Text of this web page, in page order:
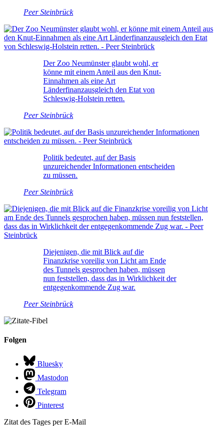
Peer Steinbrück
Der Zoo Neumünster glaubt wohl, er
könne mit einem Anteil aus den Knut-
Einnahmen als eine Art
Länderfinanzausgleich den Etat von
Schleswig-Holstein retten.
Peer Steinbrück
Politik bedeutet, auf der Basis
unzureichender Informationen entscheiden
zu müssen.
Peer Steinbrück
Diejenigen, die mit Blick auf die
Finanzkrise voreilig von Licht am Ende
des Tunnels gesprochen haben, müssen
nun feststellen, dass das in Wirklichkeit der
entgegenkommende Zug war.
Peer Steinbrück
Folgen
Bluesky
Mastodon
Telegram
Pinterest
Zitat des Tages per E-Mail